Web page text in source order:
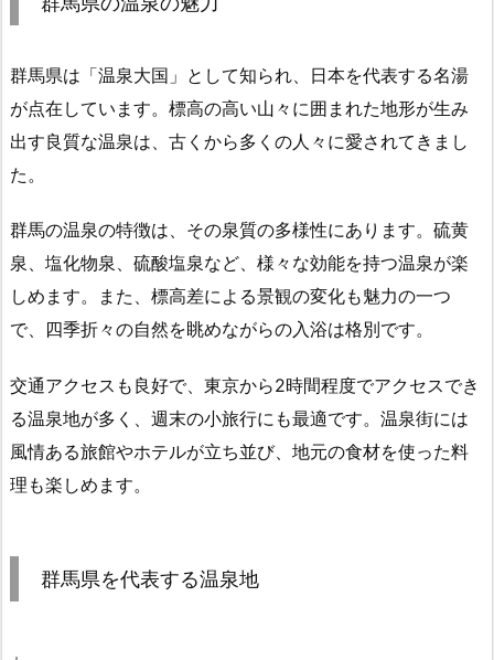
群馬県は「温泉大国」として知られ、日本を代表する名湯
が点在しています。標高の高い山々に囲まれた地形が生み
出す良質な温泉は、古くから多くの人々に愛されてきまし
た。
群馬の温泉の特徴は、その泉質の多様性にあります。硫黄
泉、塩化物泉、硫酸塩泉など、様々な効能を持つ温泉が楽
しめます。また、標高差による景観の変化も魅力の一つ
で、四季折々の自然を眺めながらの入浴は格別です。
交通アクセスも良好で、東京から2時間程度でアクセスでき
る温泉地が多く、週末の小旅行にも最適です。温泉街には
風情ある旅館やホテルが立ち並び、地元の食材を使った料
理も楽しめます。
群馬県を代表する温泉地